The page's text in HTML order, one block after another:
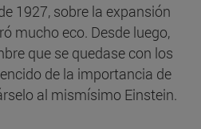
1927, sobre la expansión
mucho eco. Desde luego,
que se quedase con los
de la importancia de
al mismísimo Einstein.